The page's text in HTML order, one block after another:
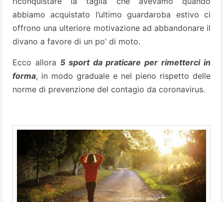
abbiamo acquistato l’ultimo guardaroba estivo ci
offrono una ulteriore motivazione ad abbandonare il
divano a favore di un po’ di moto.
Ecco allora 5 sport da praticare per rimetterci in
forma, in modo graduale e nel pieno rispetto delle
norme di prevenzione del contagio da coronavirus.